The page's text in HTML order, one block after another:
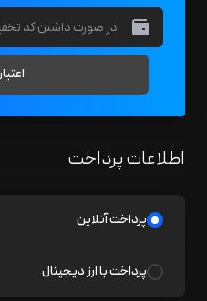
اطلاعات پرداخت
پرداخت آنلاین
پرداخت با ارز دیجیتال